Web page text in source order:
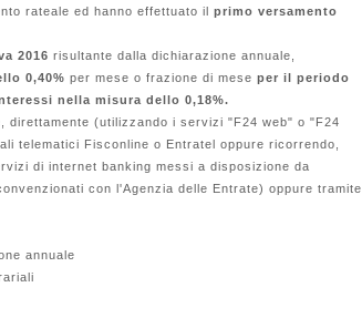
rateale ed hanno effettuato il primo versamento
2016 risultante dalla dichiarazione annuale,
0,40% per mese o frazione di mese per il periodo
nella misura dello 0,18%.
direttamente (utilizzando i servizi "F24 web" o "F24
telematici Fisconline o Entratel oppure ricorrendo,
di internet banking messi a disposizione da
con l'Agenzia delle Entrate) oppure tramite
annuale